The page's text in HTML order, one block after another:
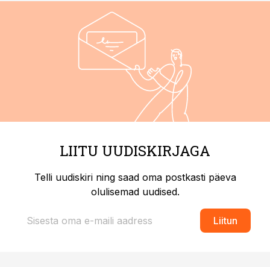
LIITU UUDISKIRJAGA
Telli uudiskiri ning saad oma postkasti päeva
olulisemad uudised.
Liitun